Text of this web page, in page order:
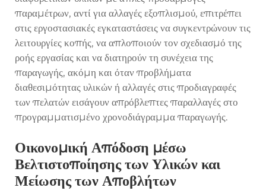
παραμέτρων, αντί για αλλαγές εξοπλισμού, επιτρέπει
στις εργοστασιακές εγκαταστάσεις να συγκεντρώνουν τις
λειτουργίες κοπής, να απλοποιούν τον σχεδιασμό της
ροής εργασίας και να διατηρούν τη συνέχεια της
παραγωγής, ακόμη και όταν προβλήματα
διαθεσιμότητας υλικών ή αλλαγές στις προδιαγραφές
των πελατών εισάγουν απρόβλεπτες παραλλαγές στο
προγραμματισμένο χρονοδιάγραμμα παραγωγής.
Οικονομική Απόδοση μέσω
Βελτιστοποίησης των Υλικών και
Μείωσης των Αποβλήτων